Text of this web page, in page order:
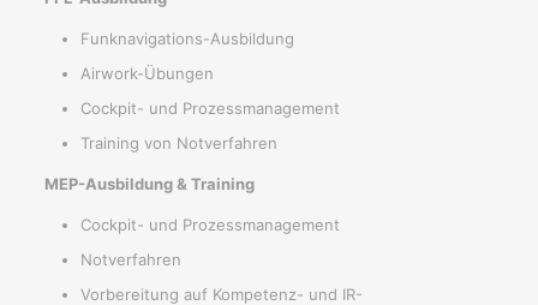
Funknavigations-Ausbildung
Airwork-Übungen
Cockpit- und Prozessmanagement
Training von Notverfahren
MEP-Ausbildung & Training
Cockpit- und Prozessmanagement
Notverfahren
Vorbereitung auf Kompetenz- und IR-